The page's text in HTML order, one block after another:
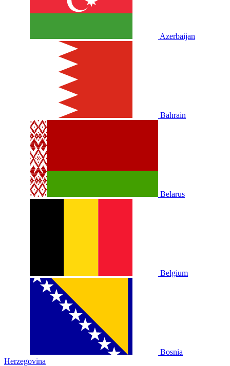
Azerbaijan
Bahrain
Belarus
Belgium
Bosnia
Herzegovina